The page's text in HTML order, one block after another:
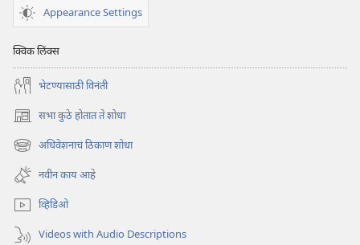
Appearance Settings
क्विक लिंक्स
भेटण्यासाठी विनंती
सभा कुठे होतात ते शोधा
(opens
new
window)
अधिवेशनाचं ठिकाण शोधा
(opens
new
window)
नवीन काय आहे
व्हिडिओ
Videos with Audio Descriptions